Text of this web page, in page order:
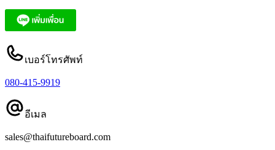
เบอร์โทรศัพท์
080-415-9919
อีเมล
sales@thaifutureboard.com